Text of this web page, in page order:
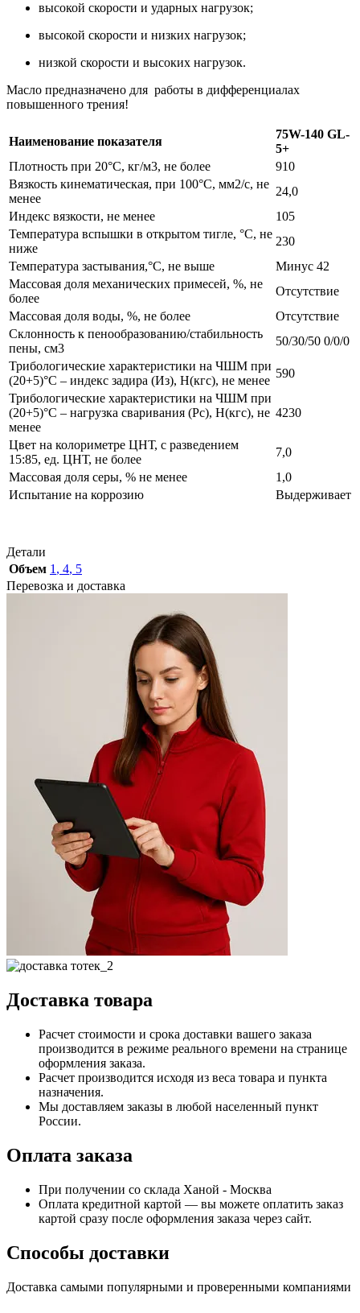
высокой скорости и ударных нагрузок;
высокой скорости и низких нагрузок;
низкой скорости и высоких нагрузок.
Масло предназначено для работы в дифференциалах
повышенного трения!
Наименование показателя
75W-140 GL-
5+
Плотность при 20°С, кг/м3, не более
910
Вязкость кинематическая, при 100°С, мм2/с, не
менее
24,0
Индекс вязкости, не менее
105
Температура вспышки в открытом тигле, °С, не
ниже
230
Температура застывания,°С, не выше
Минус 42
Массовая доля механических примесей, %, не
более
Отсутствие
Массовая доля воды, %, не более
Отсутствие
Склонность к пенообразованию/стабильность
пены, см3
50/30/50 0/0/0
Трибологические характеристики на ЧШМ при
(20+5)°С – индекс задира (Из), Н(кгс), не менее
590
Трибологические характеристики на ЧШМ при
(20+5)°С – нагрузка сваривания (Рс), Н(кгс), не
менее
4230
Цвет на колориметре ЦНТ, с разведением
15:85, ед. ЦНТ, не более
7,0
Массовая доля серы, % не менее
1,0
Испытание на коррозию
Выдерживает
Детали
Объем 1 , 4, 5
Перевозка и доставка
Доставка товара
Расчет стоимости и срока доставки вашего заказа
производится в режиме реального времени на странице
оформления заказа.
Расчет производится исходя из веса товара и пункта
назначения.
Мы доставляем заказы в любой населенный пункт
России.
Оплата заказа
При получении со склада Ханой - Москва
Оплата кредитной картой — вы можете оплатить заказ
картой сразу после оформления заказа через сайт.
Способы доставки
Доставка самыми популярными и проверенными компаниями